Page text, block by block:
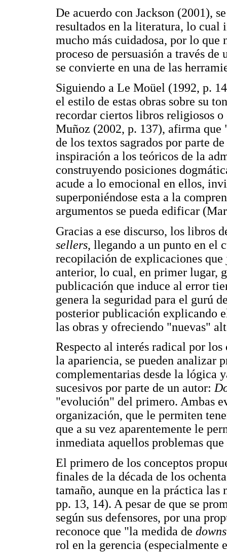
De acuerdo con Jackson (2001),
resultados en la literatura, lo cual
mucho más cuidadosa, por lo que
proceso de persuasión a través
se convierte en una de las
Siguiendo a Le Moüel (1992, p.
el estilo de estas obras sobre su
recordar ciertos libros religiosos
Muñoz (2002, p. 137), afirma
de los textos sagrados por parte
inspiración a los teóricos de la
construyendo posiciones
acude a lo emocional en ellos,
superponiéndose esta a la
argumentos se pueda edificar
Gracias a ese discurso, los libros
sellers, llegando a un punto en el
recopilación de explicaciones
anterior, lo cual, en primer lugar,
publicación que induce al error
genera la seguridad para el gurú
posterior publicación explicando
las obras y ofreciendo "nuevas"
Respecto al interés radical por
la apariencia, se pueden analizar
complementarias desde la lógica
sucesivos por parte de un autor:
"evolución" del primero. Ambas
organización, que le permiten
que a su vez aparentemente le
inmediata aquellos problemas
El primero de los conceptos
finales de la década de los
tamaño, aunque en la práctica las
pp. 13, 14). A pesar de que se
según sus defensores, por una
reconoce que "la medida de
rol en la gerencia (especialmente